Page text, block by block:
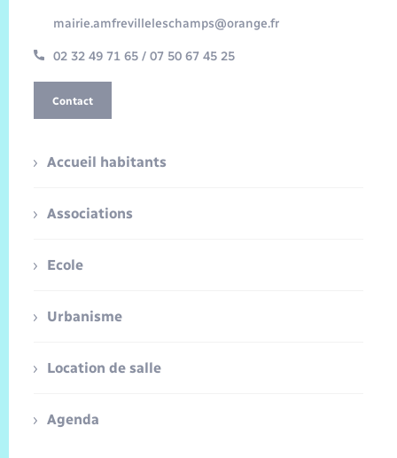
mairie.amfrevilleleschamps@orange.fr
02 32 49 71 65 / 07 50 67 45 25
Contact
Accueil habitants
Associations
Ecole
Urbanisme
Location de salle
Agenda